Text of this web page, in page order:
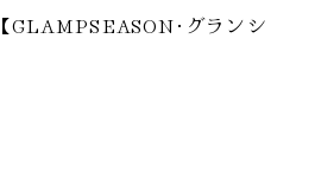
GLAMPSEASON・グランシ